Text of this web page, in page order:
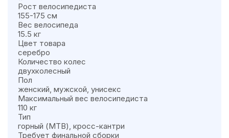
Рост велосипедиста
155-175 см
Вес велосипеда
15.5 кг
Цвет товара
серебро
Количество колес
двухколесный
Пол
женский, мужской, унисекс
Максимальный вес велосипедиста
110 кг
Тип
горный (MTB), кросс-кантри
Требует финальной сборки